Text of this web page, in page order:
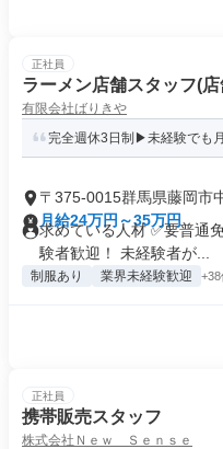
正社員
ラーメン店舗スタッフ(
有限会社ばりきや
完全週休3日制▶未経験でも
〒375-0015群馬県藤岡市
月給24万円～35万円
求めている人材 ✅要普通
験者歓迎！ 未経験者が...
制服あり 業界未経験歓迎 +38
正社員
携帯販売スタッフ
株式会社Ｎｅｗ Ｓｅｎｓｅ